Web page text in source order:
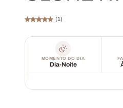
(1)
MOMENTO DO DIA
Dia-Noite